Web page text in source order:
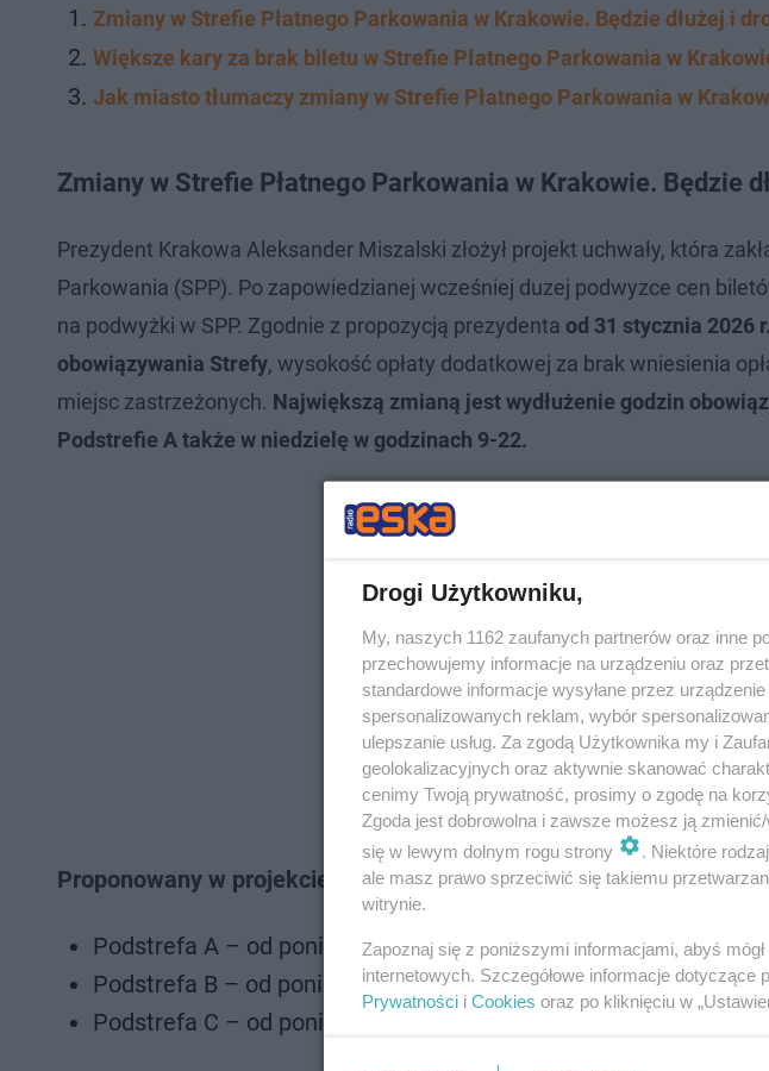
Zmiany w Strefie Płatnego Parkowania w Krakowie. Będzie dłużej i
Większe kary za brak biletu w Strefie Płatnego Parkowania w
Jak miasto tłumaczy zmiany w Strefie Płatnego Parkowania w
Zmiany w Strefie Płatnego Parkowania w Krakowie. Będzie
Prezydent Krakowa Aleksander Miszalski złożył projekt uchwały, która
Parkowania (SPP). Po zapowiedzianej wcześniej duzej podwyzce cen
na podwyżki w SPP. Zgodnie z propozycją prezydenta od 31 stycznia 2026
obowiązywania Strefy, wysokość opłaty dodatkowej za brak wniesienia
miejsc zastrzeżonych. Największą zmianą jest wydłużenie godzin
Podstrefie A także w niedzielę w godzinach 9-22.
Proponowany w projekcie uchwały czas funkcjonowania OPP:
Podstrefa A – od poniedziałku do niedzieli w godz. 9.00-22.00
Podstrefa B – od poniedziałku do soboty w godz. 9.00-22.00
Podstrefa C – od poniedziałku do soboty w godz. 9.00-22.00.
Drogi Użytkowniku,
My, naszych 1162 zaufanych partnerów oraz inne
przechowujemy informacje na urządzeniu oraz
standardowe informacje wysyłane przez
spersonalizowanych reklam, wybór
ulepszanie usług. Za zgodą Użytkownika my i
geolokalizacyjnych oraz aktywnie skanować
cenimy Twoją prywatność, prosimy o zgodę na
Zgoda jest dobrowolna i zawsze możesz ją
się w lewym dolnym rogu strony
. Niektóre
ale masz prawo sprzeciwić się takiemu
witrynie.
Zapoznaj się z poniższymi informacjami, abyś
internetowych. Szczegółowe informacje
Prywatności i Cookies oraz po kliknięciu w